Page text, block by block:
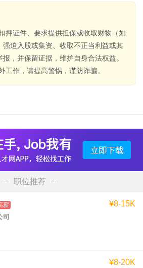
押证件、要求提供担保或收取财物（如
强迫入股或集资、收取不正当利益或其
，并保留证据，维护自身合法权益。
工作，请提高警惕，谨防诈骗。
职位推荐
薪
司
¥8-15K
¥8-20K